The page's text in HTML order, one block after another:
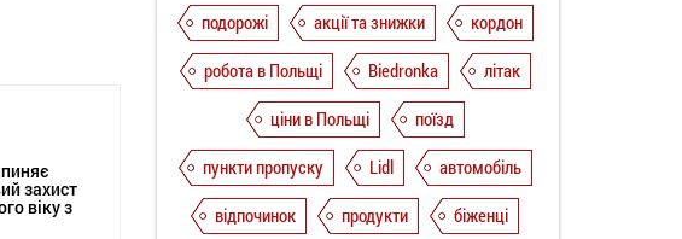
захист
віку з
подорожі
акції та знижки
кордон
робота в Польщі
Biedronka
літак
ціни в Польщі
поїзд
пункти пропуску
Lidl
автомобіль
відпочинок
продукти
біженці